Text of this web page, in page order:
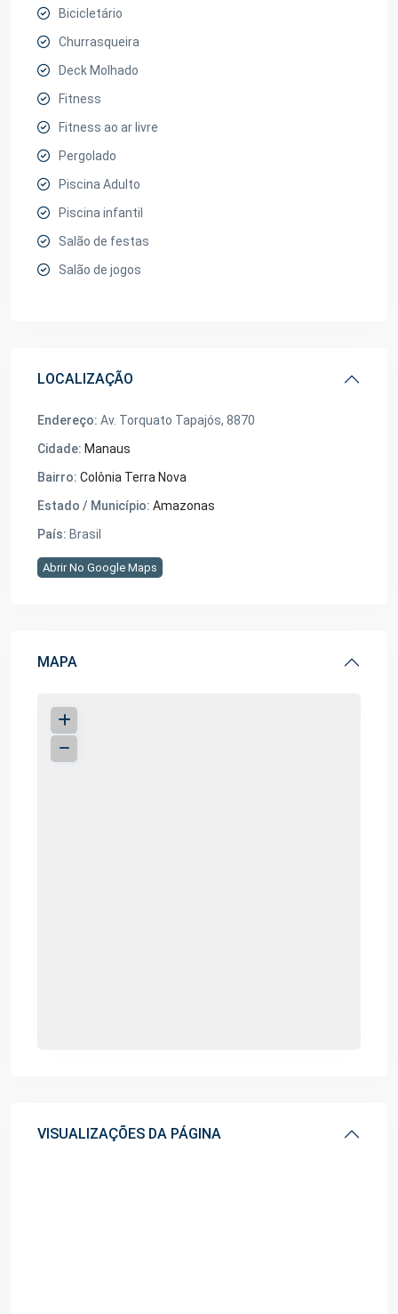
Bicicletário
Churrasqueira
Deck Molhado
Fitness
Fitness ao ar livre
Pergolado
Piscina Adulto
Piscina infantil
Salão de festas
Salão de jogos
LOCALIZAÇÃO
Endereço: Av. Torquato Tapajós, 8870
Cidade: Manaus
Bairro: Colônia Terra Nova
Estado / Município: Amazonas
País: Brasil
Abrir No Google Maps
MAPA
VISUALIZAÇÕES DA PÁGINA